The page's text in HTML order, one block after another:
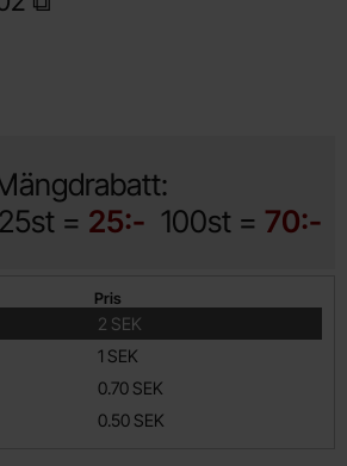
25st = 25:- 100st = 70:-
Pris
2 SEK
1 SEK
0.70 SEK
0.50 SEK